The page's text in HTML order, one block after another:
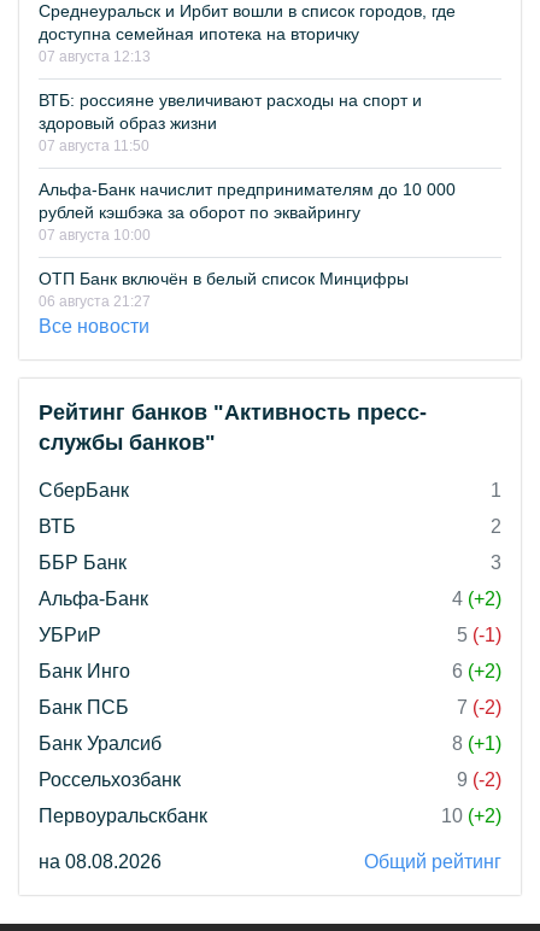
Среднеуральск и Ирбит вошли в список городов, где
доступна семейная ипотека на вторичку
07 августа 12:13
ВТБ: россияне увеличивают расходы на спорт и
здоровый образ жизни
07 августа 11:50
Альфа-Банк начислит предпринимателям до 10 000
рублей кэшбэка за оборот по эквайрингу
07 августа 10:00
ОТП Банк включён в белый список Минцифры
06 августа 21:27
Все новости
Рейтинг банков "Активность пресс-
службы банков"
СберБанк
1
ВТБ
2
ББР Банк
3
Альфа-Банк
4 (+2)
УБРиР
5 (-1)
Банк Инго
6 (+2)
Банк ПСБ
7 (-2)
Банк Уралсиб
8 (+1)
Россельхозбанк
9 (-2)
Первоуральскбанк
10 (+2)
на 08.08.2026 Общий рейтинг